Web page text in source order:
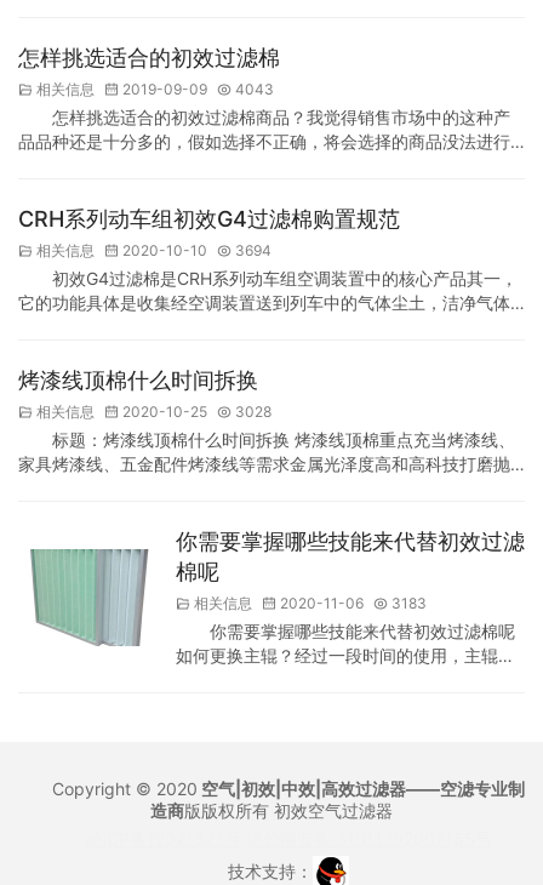
么时间更换一次，如果周期过长都没有实施替换，过滤的能力就会
观，可是周期过短就替换的话，就可能导致成本损耗过多。我们…
怎样挑选适合的初效过滤棉
相关信息 2019-09-09 4043
怎样挑选适合的初效过滤棉商品？我觉得销售市场中的这种产
品品种还是十分多的，假如选择不正确，将会选择的商品没法进行
非没办法，这里新锐的网编就以初效过滤棉为例，来为大伙儿开展
解，不一样的净化设备，是必须挑选不一样过虑物质来进行的…
CRH系列动车组初效G4过滤棉购置规范
相关信息 2020-10-10 3694
初效G4过滤棉是CRH系列动车组空调装置中的核心产品其一，
它的功能具体是收集经空调装置送到列车中的气体尘土，洁净气体
厂配备的G4过滤棉进行购置。要是有需求要变动G4过滤棉做法的，
级、级别、阻力、集尘量等规程)。 新购置的…
烤漆线顶棉什么时间拆换
相关信息 2020-10-25 3028
标题：烤漆线顶棉什么时间拆换 烤漆线顶棉重点充当烤漆线、
家具烤漆线、五金配件烤漆线等需求金属光泽度高和高科技打磨抛
是多久，应当什么时间拆换一回，假如周期太长都没有完成更换，
过滤的能力会越来越低，便会损害油漆的质地，车漆特别容易导致
颗粒物，损害美观，可惜周期太短就更换的话，便会导致资源…
你需要掌握哪些技能来代替初效过滤
棉呢
相关信息 2020-11-06 3183
你需要掌握哪些技能来代替初效过滤棉呢
如何更换主辊？经过一段时间的使用，主辊趋
单分析一下。 更换主辊的方法 为了更好地完成
主辊的更换，有必要选择正确的主辊更换方
法。如果更换方法不正确，可能会导致主辊在
Copyright © 2020 空气|初效|中效|高效过滤器——空滤专业制
造商版版权所有 初效空气过滤器
技术支持：